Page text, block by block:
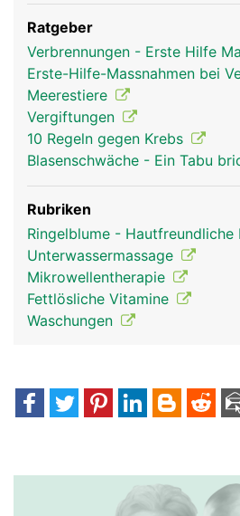
Haut Frau
Ratgeber
Verbrennungen - Erste Hilfe
Erste-Hilfe-Massnahmen bei
Meerestiere
Vergiftungen
10 Regeln gegen Krebs
Blasenschwäche - Ein Tabu
Rubriken
Ringelblume - Hautfreundliche
Unterwassermassage
Mikrowellentherapie
Fettlösliche Vitamine
Waschungen